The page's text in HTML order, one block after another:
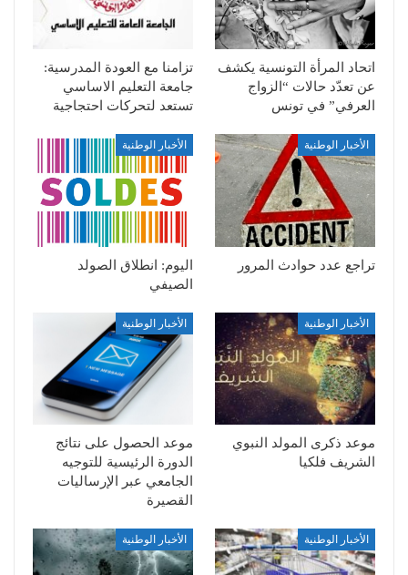
اتحاد المرأة التونسية يكشف
عن تعدّد حالات “الزواج
العرفي” في تونس
تزامنا مع العودة المدرسية:
جامعة التعليم الاساسي
تستعد لتحركات احتجاجية
الأخبار الوطنية
تراجع عدد حوادث المرور
الأخبار الوطنية
اليوم: انطلاق الصولد
الصيفي
الأخبار الوطنية
موعد ذكرى المولد النبوي
الشريف فلكيا
الأخبار الوطنية
موعد الحصول على نتائج
الدورة الرئيسية للتوجيه
الجامعي عبر الإرساليات
القصيرة
الأخبار الوطنية الأخبار الوطنية